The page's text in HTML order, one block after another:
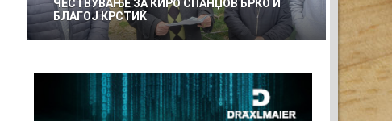
ЧЕСТВУВАЊЕ ЗА КИРО СПАНЏОВ БРКО И
БЛАГОЈ КРСТИЌ